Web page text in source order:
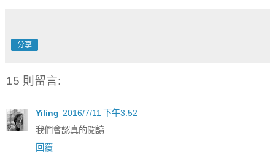
分享
15 則留言:
Yiling 2016/7/11 下午3:52
我們會認真的閱讀....
回覆